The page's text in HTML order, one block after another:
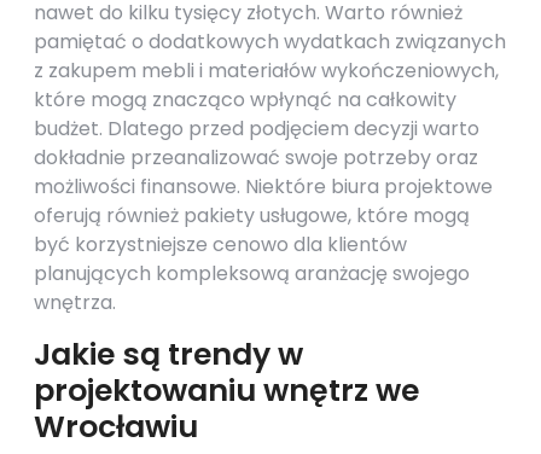
nawet do kilku tysięcy złotych. Warto również
pamiętać o dodatkowych wydatkach związanych
z zakupem mebli i materiałów wykończeniowych,
które mogą znacząco wpłynąć na całkowity
budżet. Dlatego przed podjęciem decyzji warto
dokładnie przeanalizować swoje potrzeby oraz
możliwości finansowe. Niektóre biura projektowe
oferują również pakiety usługowe, które mogą
być korzystniejsze cenowo dla klientów
planujących kompleksową aranżację swojego
wnętrza.
Jakie są trendy w
projektowaniu wnętrz we
Wrocławiu